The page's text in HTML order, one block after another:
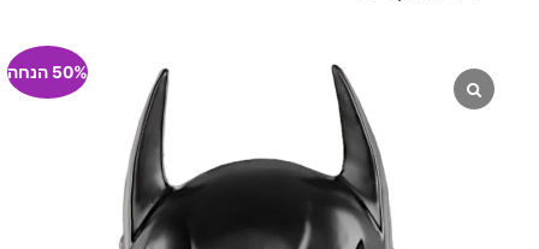
50% הנחה